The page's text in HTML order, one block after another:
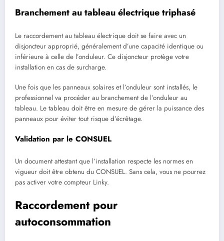
Branchement au tableau électrique triphasé
Le raccordement au tableau électrique doit se faire avec un
disjoncteur approprié, généralement d’une capacité identique ou
inférieure à celle de l’onduleur. Ce disjoncteur protège votre
installation en cas de surcharge.
Une fois que les panneaux solaires et l’onduleur sont installés, le
professionnel va procéder au branchement de l’onduleur au
tableau. Le tableau doit être en mesure de gérer la puissance des
panneaux pour éviter tout risque d’écrêtage.
Validation par le CONSUEL
Un document attestant que l’installation respecte les normes en
vigueur doit être obtenu du CONSUEL. Sans cela, vous ne pourrez
pas activer votre compteur Linky.
Raccordement pour
autoconsommation